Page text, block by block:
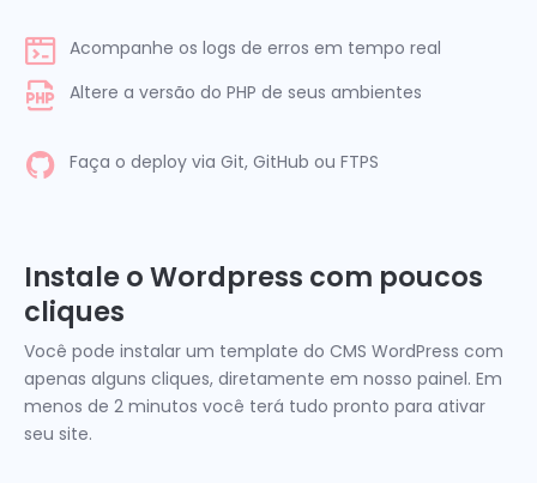
Acompanhe os logs de erros em tempo real
Altere a versão do PHP de seus ambientes
Faça o deploy via Git, GitHub ou FTPS
Instale o Wordpress com poucos
cliques
Você pode instalar um template do CMS WordPress com
apenas alguns cliques, diretamente em nosso painel. Em
menos de 2 minutos você terá tudo pronto para ativar
seu site.